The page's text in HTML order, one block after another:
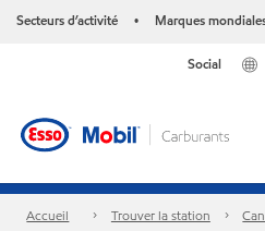
Secteurs d’activité • Marques
Social
Accueil Trouver la station